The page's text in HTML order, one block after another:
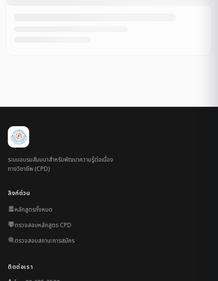
ระบบอบรมสัมมนาสำหรับพัฒนาความรู้ต่อเนื่อง
ทางวิชาชีพ (CPD)
ลิงก์ด่วน
หลักสูตรทั้งหมด
ตรวจสอบหลักสูตร CPD
ตรวจสอบสถานะการสมัคร
ติดต่อเรา